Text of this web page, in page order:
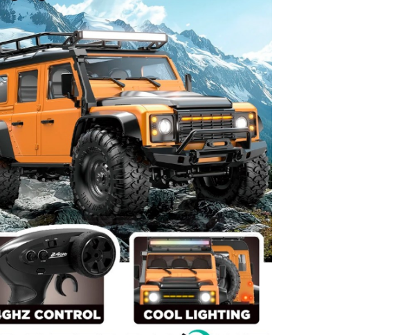
Дроны с 4k камерой
Скоростной катер
Вертолетик для детей ну пульте
Машины 1 к 10
Скидки
Смотреть -30%
Заказать звонок
Наши соцсети: